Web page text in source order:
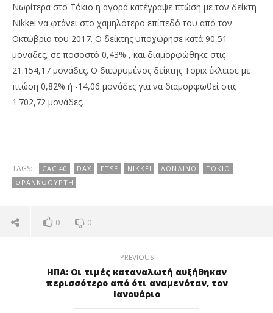
Νωρίτερα στο Τόκιο η αγορά κατέγραψε πτώση με τον δείκτη
Nikkei να φτάνει στο χαμηλότερο επίπεδό του από τον
Οκτώβριο του 2017. Ο δείκτης υποχώρησε κατά 90,51
μονάδες, σε ποσοστό 0,43% , και διαμορφώθηκε στις
21.154,17 μονάδες. Ο διευρυμένος δείκτης Topix έκλεισε με
πτώση 0,82% ή -14,06 μονάδες για να διαμορφωθεί στις
1.702,72 μονάδες.
TAGS: CAC 40 DAX FTSE NIKKEI ΛΟΝΔΊΝΟ
ΤΌΚΙΟ
ΦΡΑΝΚΦΟΎΡΤΗ
0 0
PREVIOUS
ΗΠΑ: Οι τιμές καταναλωτή αυξήθηκαν
περισσότερο από ότι αναμενόταν, τον
Ιανουάριο